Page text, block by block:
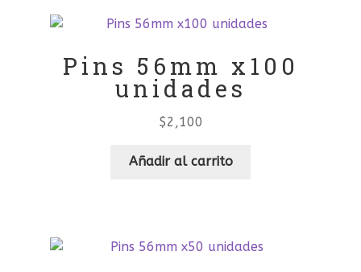
Pins 56mm x100
unidades
$2,100
Añadir al carrito